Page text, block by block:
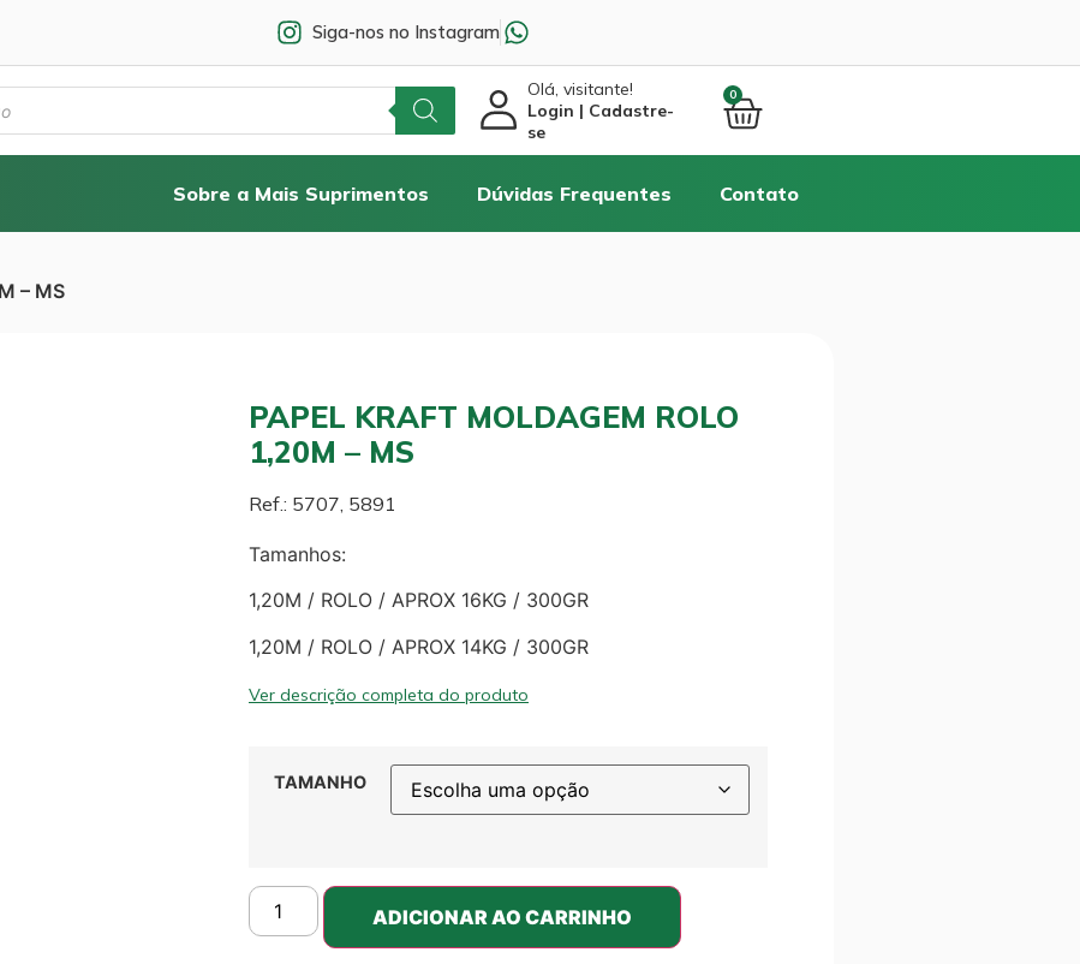
Siga-nos no Instagram
Olá, visitante!
Login | Cadastre-
se
0
Sobre a Mais Suprimentos Dúvidas Frequentes Contato
– MS
PAPEL KRAFT MOLDAGEM ROLO
1,20M – MS
Ref.: 5707, 5891
Tamanhos:
1,20M / ROLO / APROX 16KG / 300GR
1,20M / ROLO / APROX 14KG / 300GR
Ver descrição completa do produto
TAMANHO
ADICIONAR AO CARRINHO